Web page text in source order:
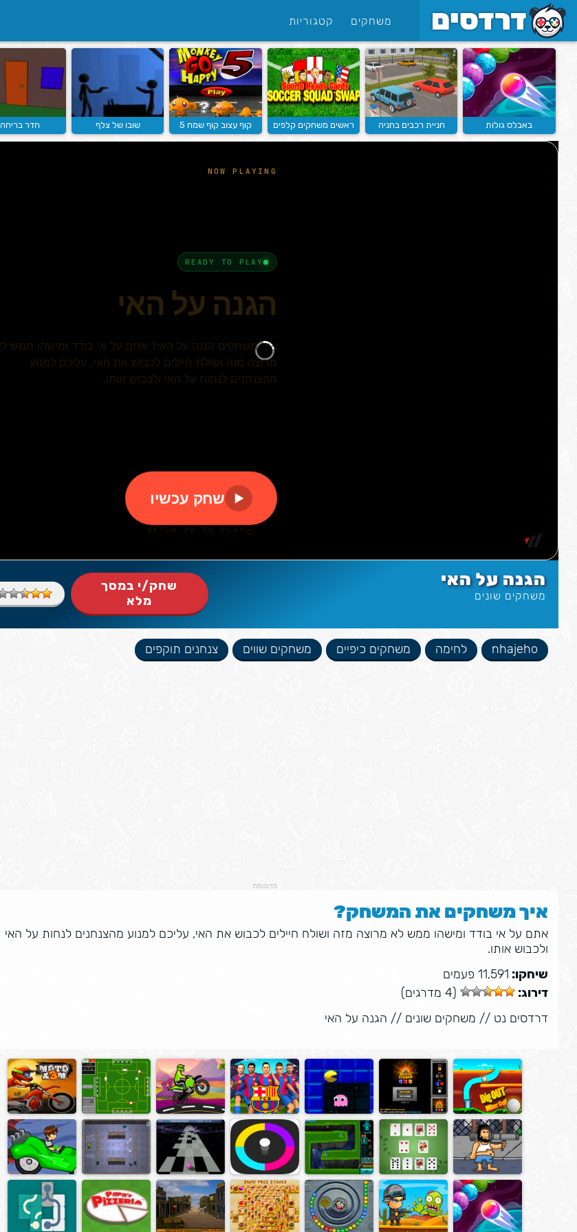
משחקים קטגוריות
באבלס גולות חניית רכבים בחניה ראשים משחקים קלפים קוף עצוב קוף שמח 5 שובו של צלף חדר בריחה
הגנה על האי
משחקים שונים
שחק/י במסך
מלא
nhajeho לחימה משחקים כיפיים משחקים שווים צנחנים תוקפים
פרסומת
איך משחקים את המשחק?
אתם על אי בודד ומישהו ממש לא מרוצה מזה ושולח חיילים לכבוש את האי, עליכם למנוע מהצנחנים לנחות על האי
ולכבוש אותו.
שיחקו: 11,591 פעמים
דירוג:
(4 מדרגים)
דרדסים נט // משחקים שונים // הגנה על האי